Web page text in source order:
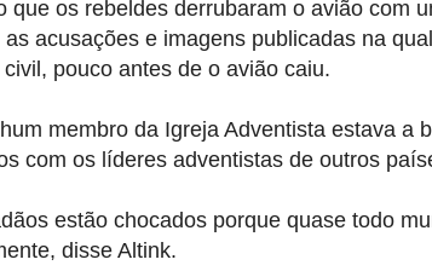
que os rebeldes derrubaram o avião com
as acusações e imagens publicadas na qual
civil, pouco antes de o avião caiu.
membro da Igreja Adventista estava a
com os líderes adventistas de outros
estão chocados porque quase todo
disse Altink.